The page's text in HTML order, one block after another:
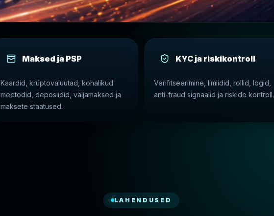
Maksed ja PSP
Kaardid, krüptovaluutad, kohalikud
meetodid, deposiidid, väljamaksed ja
maksete staatused.
KYC ja riskikontroll
Verifitseerimine, limiidid, rollid, logid,
anti-fraud signaalid ja riskide kontroll.
LAHENDUSED